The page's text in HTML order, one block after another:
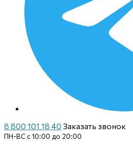
8 800 101 18 40 Заказать звонок
ПН-ВС с 10:00 до 20:00